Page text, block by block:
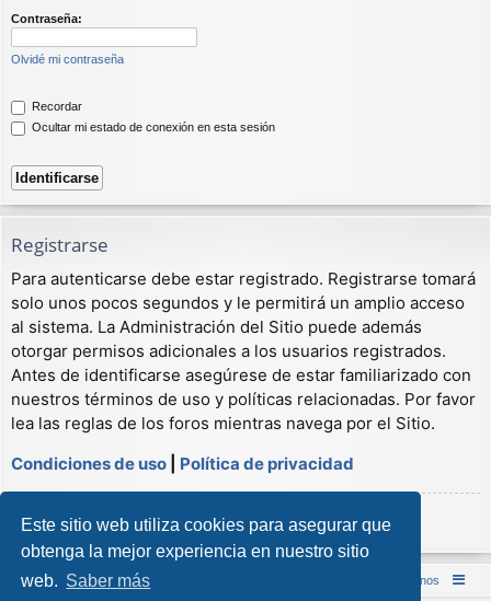
Este sitio web utiliza cookies para asegurar que
obtenga la mejor experiencia en nuestro sitio
web. Saber más
Contraseña:
Olvidé mi contraseña
Recordar
Ocultar mi estado de conexión en esta sesión
Registrarse
Para autenticarse debe estar registrado. Registrarse tomará
solo unos pocos segundos y le permitirá un amplio acceso
al sistema. La Administración del Sitio puede además
otorgar permisos adicionales a los usuarios registrados.
Antes de identificarse asegúrese de estar familiarizado con
nuestros términos de uso y políticas relacionadas. Por favor
lea las reglas de los foros mientras navega por el Sitio.
Condiciones de uso
Política de privacidad
Registrarse
Inicio (Web) Foro Punta de Lanza Wargames Contáctenos